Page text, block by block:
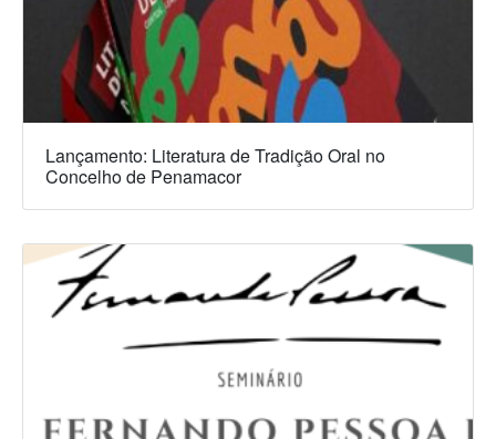
Lançamento: Literatura de Tradição Oral no
Concelho de Penamacor